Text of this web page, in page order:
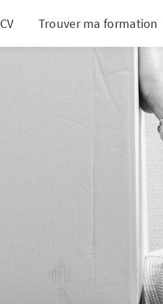
Trouver ma formation